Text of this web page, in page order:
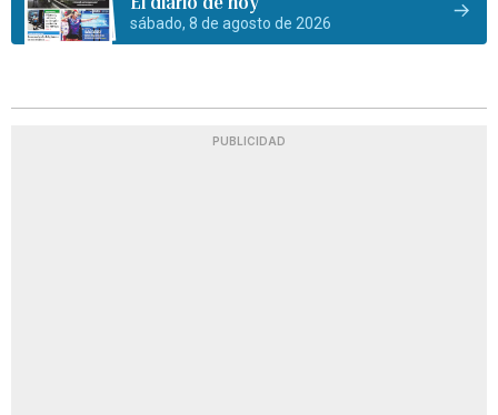
sábado, 8 de agosto de 2026
PUBLICIDAD